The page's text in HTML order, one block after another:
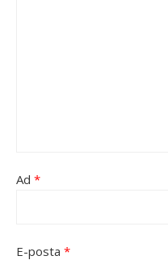
Ad *
E-posta *